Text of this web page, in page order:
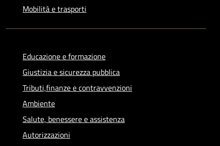
Mobilità e trasporti
Educazione e formazione
Giustizia e sicurezza pubblica
Tributi,finanze e contravvenzioni
Ambiente
Salute, benessere e assistenza
Autorizzazioni